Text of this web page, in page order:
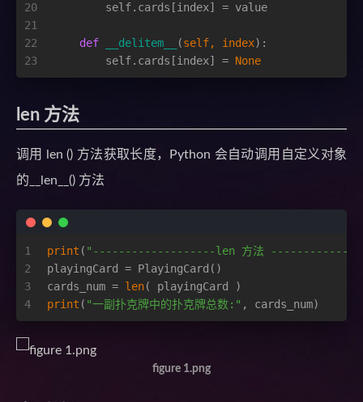
20
21
22
23
        self.cards[index] = value
def __delitem__ (self, index):
        self.cards[index] =
None
len 方法
调用 len () 方法获取长度，Python 会自动调用自定义对象
的__len__() 方法
1
2
3
4
print ( "-------------------len 方法
playingCard = PlayingCard()
cards_num = len( playingCard )
print ( "一副扑克牌中的扑克牌总数:" , cards_num)
figure 1.png